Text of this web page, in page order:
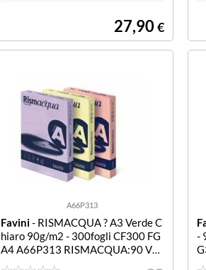
27,90€
A66P313
Favini- RISMACQUA ? A3 Verde C
hiaro 90g/m2 - 300fogli CF300 FG
A4 A66P313 RISMACQUA:90 VE
RDE CHIARO 09 A3
-